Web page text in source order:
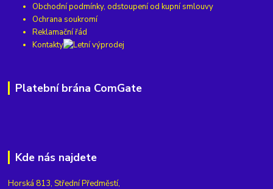
Obchodní podmínky, odstoupení od kupní smlouvy
Ochrana soukromí
Reklamační řád
Kontakty
Platební brána ComGate
Kde nás najdete
Horská 813, Střední Předměstí,